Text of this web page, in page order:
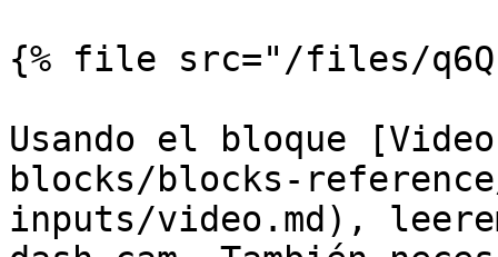
{% file src="/files/
Usando el bloque
blocks/blocks-
inputs/video.md),